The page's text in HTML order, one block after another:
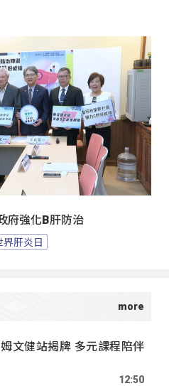
府強化B肝防治
界肝炎日
文健站揭牌 多元課程陪伴
12:50